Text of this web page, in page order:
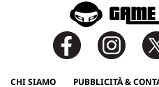
CHI SIAMO PUBBLICITÀ &